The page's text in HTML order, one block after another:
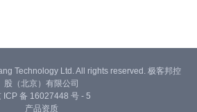
Technology Ltd. All rights reserved. 极客邦控
股（北京）有限公司
ICP 备 16027448 号 - 5
产品资质